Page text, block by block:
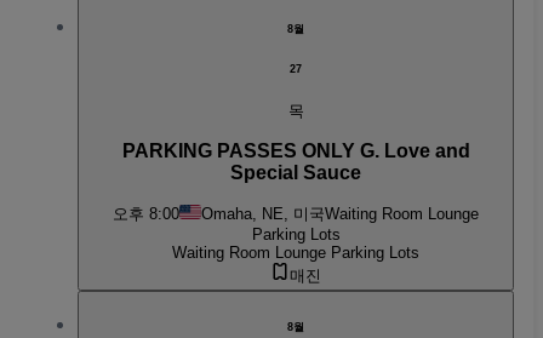
8월
27
목
PARKING PASSES ONLY G. Love and
Special Sauce
오후 8:00 Omaha, NE, 미국Waiting Room Lounge
Parking Lots
Waiting Room Lounge Parking Lots
매진
8월